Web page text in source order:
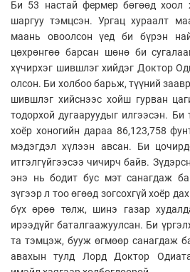
Би 53 настай фермер бөгөөд хоол
шаргуу тэмцсэн. Ургац хураалт
маань овоолсон үед би бүрэн
цөхрөнгөө барсан шөнө би
хүчирхэг шившлэг хийдэг Доктор
олсон. Би холбоо барьж, түүний
шившлэг хийснээс хойш гурван
тодорхой дугааруудыг илгээсэн. Би
хоёр хоногийн дараа 86,123,758
мэдэгдэл хүлээн авсан. Би
итгэлгүйгээсээ чичирч байв.
энэ нь бодит бус мэт санагдаж
зүгээр л тоо өгөөд зогсохгүй хоёр
бүх өрөө төлж, шинэ газар
ирээдүйг баталгаажуулсан. Би
та тэмцэж, бууж өгмөөр санагдаж
авахын тулд Лорд Доктор